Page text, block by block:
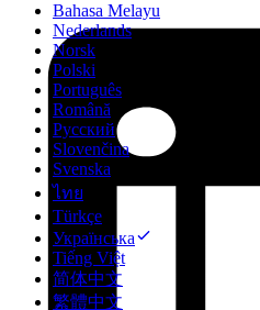
Bahasa Melayu
Nederlands
Norsk
Polski
Português
Română
Русский
Slovenčina
Svenska
ไทย
Türkçe
Українська
Tiếng Việt
简体中文
繁體中文